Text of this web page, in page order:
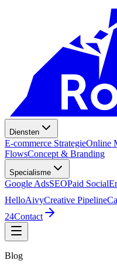
Diensten
E-commerce StrategieOnline
FlowsConcept & Branding
Specialisme
Google AdsSEOPaid Social
HelloAivyCreative Pipeline
24Contact
Blog